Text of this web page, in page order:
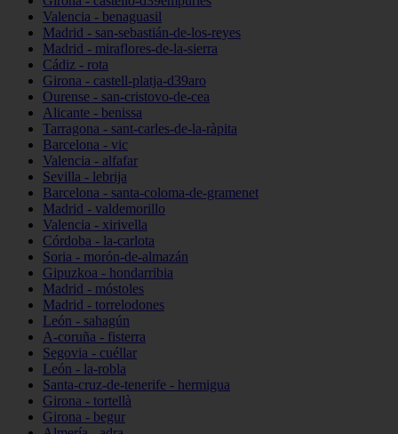
Valencia - benaguasil
Madrid - san-sebastián-de-los-reyes
Madrid - miraflores-de-la-sierra
Cádiz - rota
Girona - castell-platja-d39aro
Ourense - san-cristovo-de-cea
Alicante - benissa
Tarragona - sant-carles-de-la-ràpita
Barcelona - vic
Valencia - alfafar
Sevilla - lebrija
Barcelona - santa-coloma-de-gramenet
Madrid - valdemorillo
Valencia - xirivella
Córdoba - la-carlota
Soria - morón-de-almazán
Gipuzkoa - hondarribia
Madrid - móstoles
Madrid - torrelodones
León - sahagún
A-coruña - fisterra
Segovia - cuéllar
León - la-robla
Santa-cruz-de-tenerife - hermigua
Girona - tortellà
Girona - begur